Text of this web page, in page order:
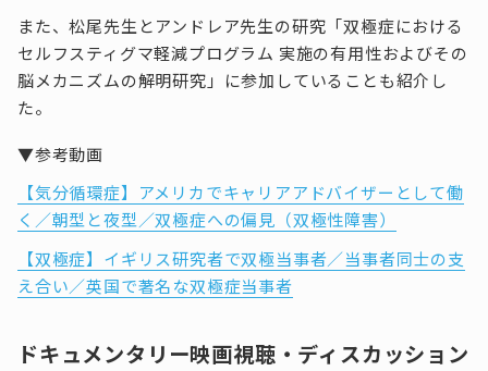
また、松尾先生とアンドレア先生の研究「双極症における
セルフスティグマ軽減プログラム 実施の有用性およびその
脳メカニズムの解明研究」に参加していることも紹介し
た。
▼参考動画
【気分循環症】アメリカでキャリアアドバイザーとして働
く／朝型と夜型／双極症への偏見（双極性障害）
【双極症】イギリス研究者で双極当事者／当事者同士の支
え合い／英国で著名な双極症当事者
ドキュメンタリー映画視聴・ディスカッション